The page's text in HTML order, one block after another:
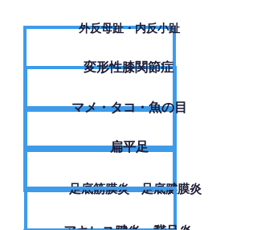
外反母趾・内反小趾
変形性膝関節症
​マメ・タコ・魚の目
扁平足
足底筋膜炎・足底腱膜炎